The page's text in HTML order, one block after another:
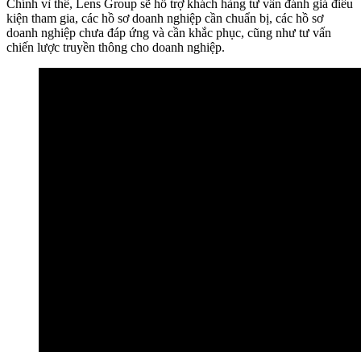
Chính vì thế, Lens Group sẽ hỗ trợ khách hàng tư vấn đánh giá điều
kiện tham gia, các hồ sơ doanh nghiệp cần chuẩn bị, các hồ sơ
doanh nghiệp chưa đáp ứng và cần khắc phục, cũng như tư vấn
chiến lược truyền thông cho doanh nghiệp.